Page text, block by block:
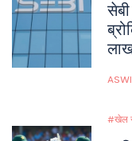
खेल